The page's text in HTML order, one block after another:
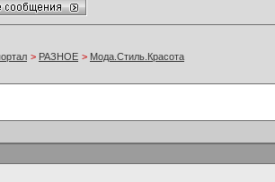
> РАЗНОЕ > Мода.Стиль.Красота